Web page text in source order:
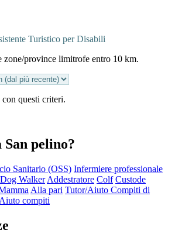
Turistico per Disabili
zone/province limitrofe entro 10 km.
questi criteri.
pelino?
Sanitario (OSS) Infermiere professionale
Dog Walker Addestratore Colf Custode
Alla pari Tutor/Aiuto Compiti di
compiti